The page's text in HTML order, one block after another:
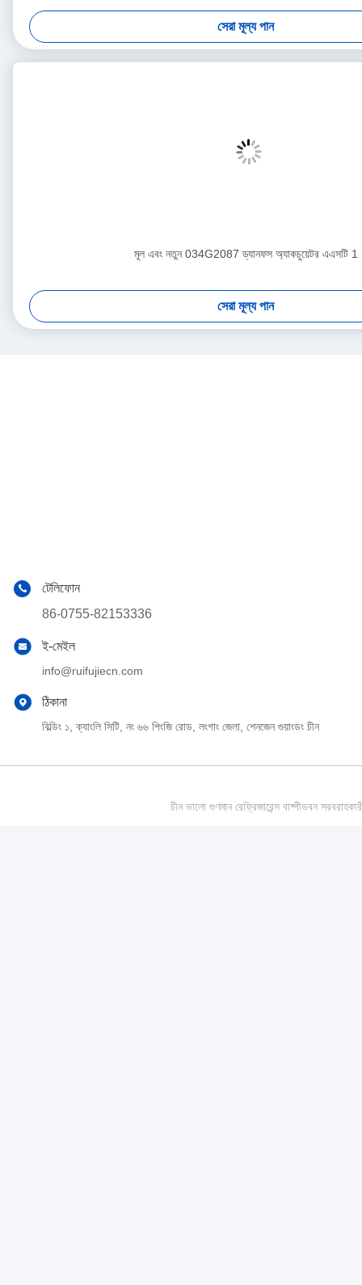
সেরা মূল্য পান
মূল এবং নতুন 034G2087 ড্যানফস অ্যাকচুয়েটর এএসটি 1
সেরা মূল্য পান
টেলিফোন
86-0755-82153336
ই-মেইল
info@ruifujiecn.com
ঠিকানা
বিল্ডিং ১, ক্যাংলি সিটি, নং ৬৬ পিংজি রোড, লংগাং জেলা, শেনজেন গুয়াংডং চীন
চীন ভালো গুণমান রেফ্রিজারেন্স বাষ্পীভবন